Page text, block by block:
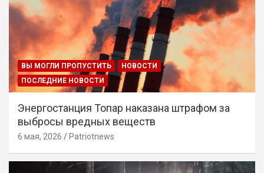
ВЫ МОГЛИ ПРОПУСТИТЬ
НОВОСТИ
ПОСЛЕДНИЕ НОВОСТИ
Энергостанция Топар наказана штрафом за
выбросы вредных веществ
6 мая, 2026 Patriotnews